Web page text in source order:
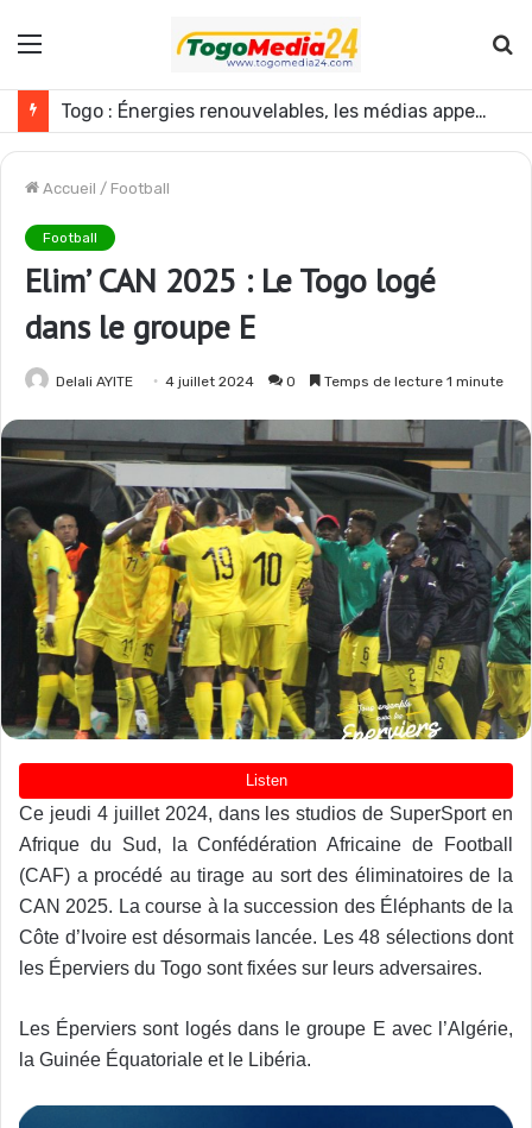
Menu
Mali : l’armée annonce une nouvelle opération contre les GAT près de Dagabory
Accueil / Football
Football
Elim’ CAN 2025 : Le Togo logé
dans le groupe E
Delali AYITE 4 juillet 2024 0 Temps de lecture 1 minute
Ce jeudi 4 juillet 2024, dans les studios de SuperSport en
Afrique du Sud, la Confédération Africaine de Football
(CAF) a procédé au tirage au sort des éliminatoires de la
CAN 2025. La course à la succession des Éléphants de la
Côte d’Ivoire est désormais lancée. Les 48 sélections dont
les Éperviers du Togo sont fixées sur leurs adversaires.
Les Éperviers sont logés dans le groupe E avec l’Algérie,
la Guinée Équatoriale et le Libéria.